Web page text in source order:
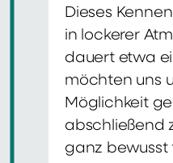
Dieses
in lockerer
dauert etwa
möchten uns
Möglichkeit
abschließend
ganz bewusst